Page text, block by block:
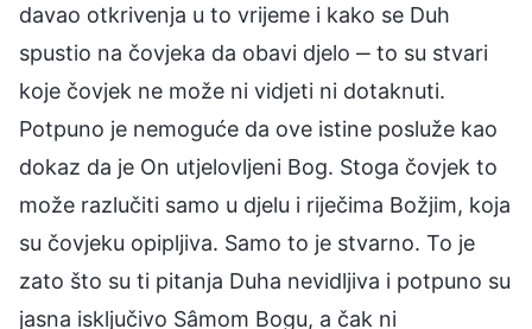
davao otkrivenja u to vrijeme i kako se Duh
spustio na čovjeka da obavi djelo ‒ to su stvari
koje čovjek ne može ni vidjeti ni dotaknuti.
Potpuno je nemoguće da ove istine posluže kao
dokaz da je On utjelovljeni Bog. Stoga čovjek to
može razlučiti samo u djelu i riječima Božjim, koja
su čovjeku opipljiva. Samo to je stvarno. To je
zato što su ti pitanja Duha nevidljiva i potpuno su
jasna isključivo Sâmom Bogu, a čak ni